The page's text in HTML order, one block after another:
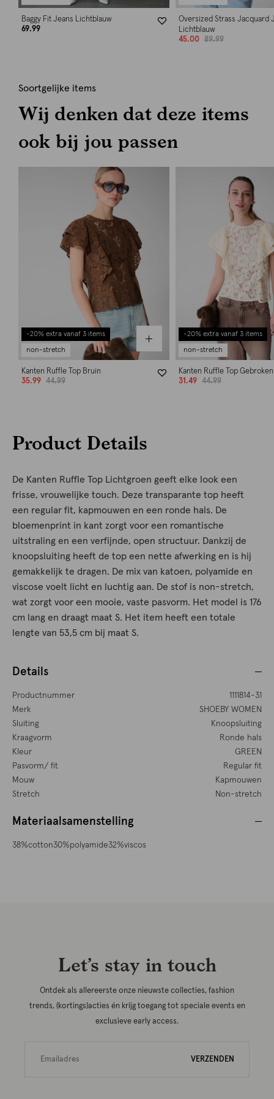
Baggy Fit Jeans Lichtblauw
69.99
Oversized Strass Jacquard
Lichtblauw
45.00
89.99
Soortgelijke items
Wij denken dat deze items
ook bij jou passen
-20% extra vanaf 3 items
non-stretch
Kanten Ruffle Top Bruin
35.99
44.99
-20% extra vanaf 3 items
non-stretch
Kanten Ruffle Top
31.49
44.99
Product Details
De Kanten Ruffle Top Lichtgroen geeft elke look een
frisse, vrouwelijke touch. Deze transparante top heeft
een regular fit, kapmouwen en een ronde hals. De
bloemenprint in kant zorgt voor een romantische
uitstraling en een verfijnde, open structuur. Dankzij de
knoopsluiting heeft de top een nette afwerking en is hij
gemakkelijk te dragen. De mix van katoen, polyamide en
viscose voelt licht en luchtig aan. De stof is non-stretch,
wat zorgt voor een mooie, vaste pasvorm. Het model is 176
cm lang en draagt maat S. Het item heeft een totale
lengte van 53,5 cm bij maat S.
Details
Productnummer
1111814-31
Merk
SHOEBY WOMEN
Sluiting
Knoopsluiting
Kraagvorm
Ronde hals
Kleur
GREEN
Pasvorm/ fit
Regular fit
Mouw
Kapmouwen
Stretch
Non-stretch
Materiaalsamenstelling
38%cotton30%polyamide32%viscos
Let’s stay in touch
Ontdek als allereerste onze nieuwste collecties, fashion
trends, (kortings)acties én krijg toegang tot speciale events en
exclusieve early access.
VERZENDEN